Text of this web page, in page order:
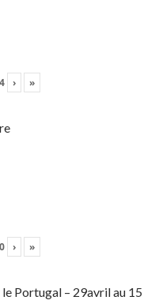
› »
› »
Portugal – 29avril au 15